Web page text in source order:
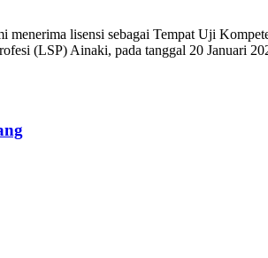
lisensi sebagai Tempat Uji
(LSP) Ainaki, pada tanggal 20 Januari